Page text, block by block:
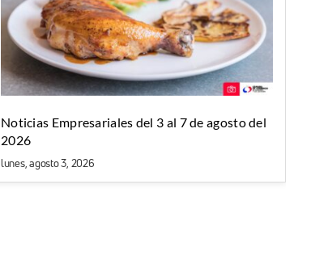
Noticias Empresariales del 3 al 7 de agosto del
2026
lunes, agosto 3, 2026